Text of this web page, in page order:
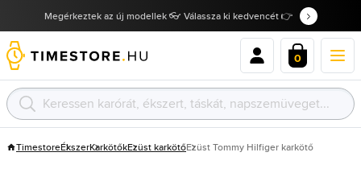
Megérkeztek az új modellek 👓 Válassza ki kedvencét 👉
0
TimestoreÉkszerKarkötőkEzüst karkötőEzüst Tommy Hilfiger karkötő